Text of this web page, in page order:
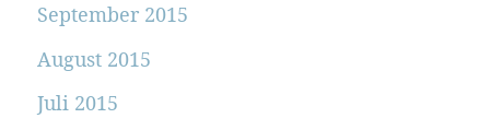
September 2015
August 2015
Juli 2015